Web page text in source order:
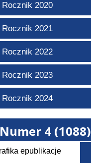
Rocznik 2020
Rocznik 2021
Rocznik 2022
Rocznik 2023
Rocznik 2024
Numer 4 (1088)